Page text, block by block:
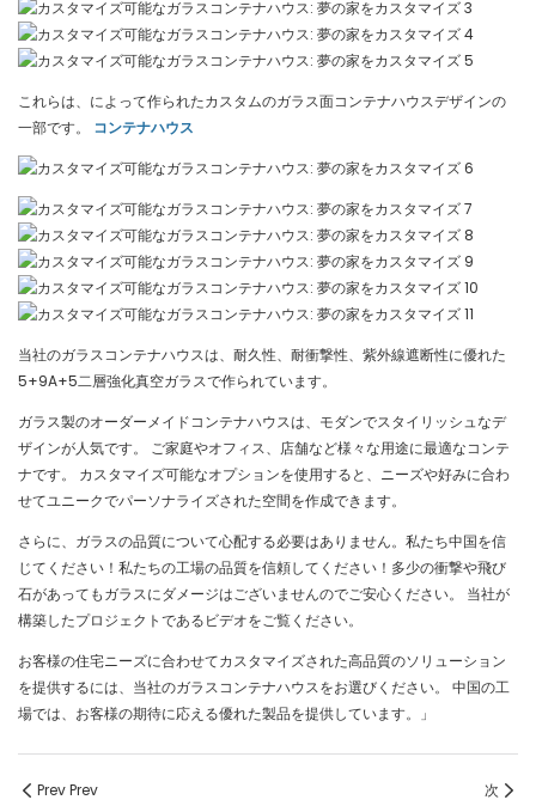
これらは、によって作られたカスタムのガラス面コンテナハウスデザインの
一部です。 コンテナハウス
当社のガラスコンテナハウスは、耐久性、耐衝撃性、紫外線遮断性に優れた
5+9A+5二層強化真空ガラスで作られています。
ガラス製のオーダーメイドコンテナハウスは、モダンでスタイリッシュなデ
ザインが人気です。 ご家庭やオフィス、店舗など様々な用途に最適なコンテ
ナです。 カスタマイズ可能なオプションを使用すると、ニーズや好みに合わ
せてユニークでパーソナライズされた空間を作成できます。
さらに、ガラスの品質について心配する必要はありません。私たち中国を信
じてください！私たちの工場の品質を信頼してください！多少の衝撃や飛び
石があってもガラスにダメージはございませんのでご安心ください。 当社が
構築したプロジェクトであるビデオをご覧ください。
お客様の住宅ニーズに合わせてカスタマイズされた高品質のソリューション
を提供するには、当社のガラスコンテナハウスをお選びください。 中国の工
場では、お客様の期待に応える優れた製品を提供しています。」
Prev Prev 次